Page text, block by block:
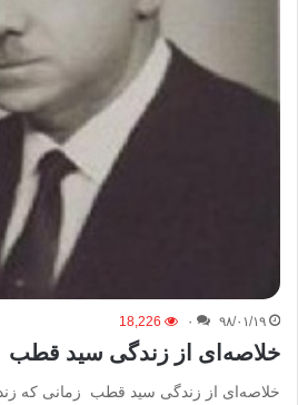
۹۸/۰۱/۱۹ ۰ 18,226
خلاصه‌ای‌ از زندگی‌ سید قطب
خلاصه‌ای‌ از زندگی‌ سید قطب زمانی‌ که‌